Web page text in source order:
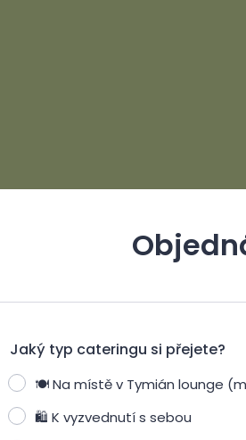
Jaký typ cateringu si přejete?
🍽️ Na místě v Tymián lounge
🛍️ K vyzvednutí s sebou